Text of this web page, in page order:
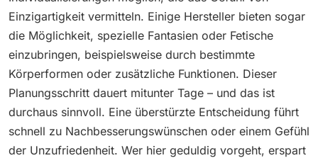
Einzigartigkeit vermitteln. Einige Hersteller bieten sogar
die Möglichkeit, spezielle Fantasien oder Fetische
einzubringen, beispielsweise durch bestimmte
Körperformen oder zusätzliche Funktionen. Dieser
Planungsschritt dauert mitunter Tage – und das ist
durchaus sinnvoll. Eine überstürzte Entscheidung führt
schnell zu Nachbesserungswünschen oder einem Gefühl
der Unzufriedenheit. Wer hier geduldig vorgeht, erspart